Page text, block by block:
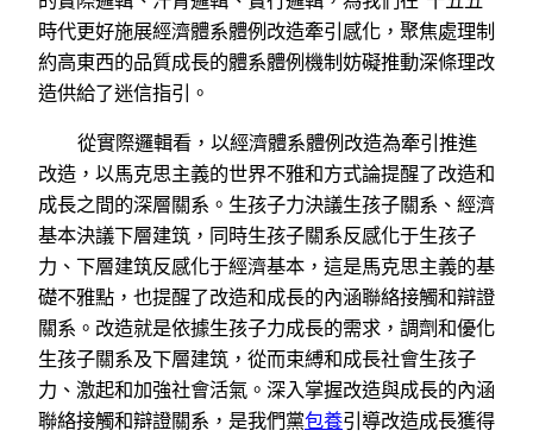
時代更好施展經濟體系體例改造牽引感化，聚焦處理制
約高東西的品質成長的體系體例機制妨礙推動深條理改
造供給了迷信指引。
從實際邏輯看，以經濟體系體例改造為牽引推進
改造，以馬克思主義的世界不雅和方式論提醒了改造和
成長之間的深層關系。生孩子力決議生孩子關系、經濟
基本決議下層建筑，同時生孩子關系反感化于生孩子
力、下層建筑反感化于經濟基本，這是馬克思主義的基
礎不雅點，也提醒了改造和成長的內涵聯絡接觸和辯證
關系。改造就是依據生孩子力成長的需求，調劑和優化
生孩子關系及下層建筑，從而束縛和成長社會生孩子
力、激起和加強社會活氣。深入掌握改造與成長的內涵
聯絡接觸和辯證關系，是我們黨包養引導改造成長獲得